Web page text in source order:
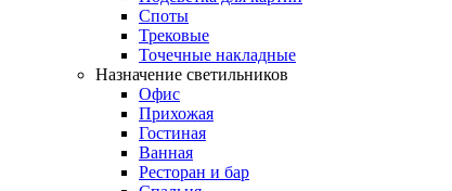
Споты
Трековые
Точечные накладные
Назначение светильников
Офис
Прихожая
Гостиная
Ванная
Ресторан и бар